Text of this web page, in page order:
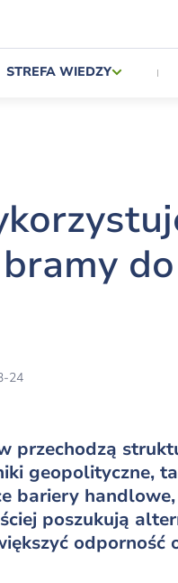
STREFA WIEDZY
24
przechodzą
geopolityczne,
bariery
poszukują
odporność